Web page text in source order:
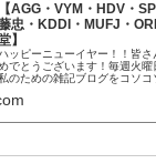
【AGG・VYM・HDV・
忠・KDDI・MUFJ・
】
ッピーニューイヤー！！皆
でとうございます！毎週火
のための雑記ブログをコソ
ンで株式投資家のKYOHEI...